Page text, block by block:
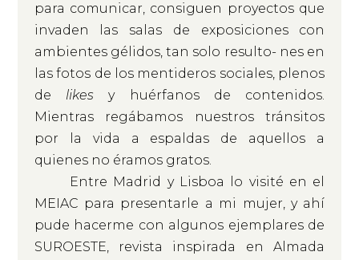
para comunicar, consiguen proyectos que
invaden las salas de exposiciones con
ambientes gélidos, tan solo resulto- nes en
las fotos de los mentideros sociales, plenos
de likes y huérfanos de contenidos.
Mientras regábamos nuestros tránsitos
por la vida a espaldas de aquellos a
quienes no éramos gratos.
Entre Madrid y Lisboa lo visité en el
MEIAC para presentarle a mi mujer, y ahí
pude hacerme con algunos ejemplares de
SUROESTE, revista inspirada en Almada